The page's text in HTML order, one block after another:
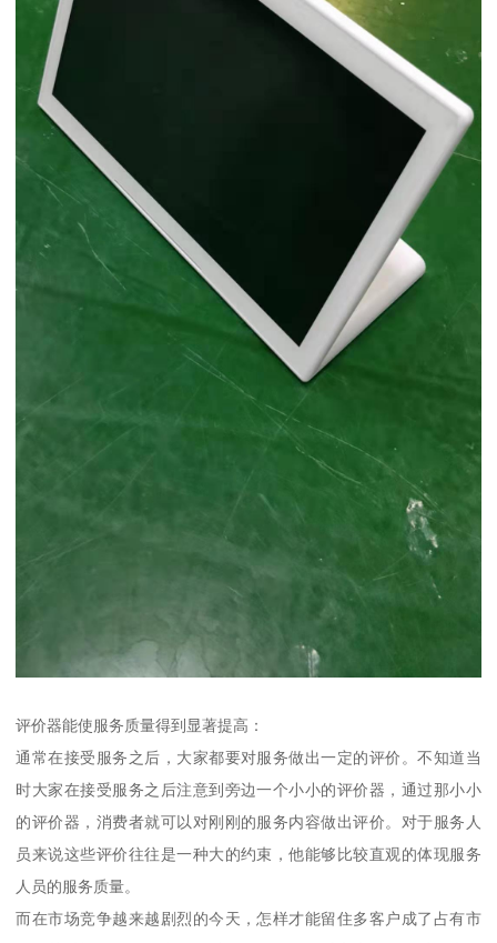
评价器能使服务质量得到显著提高：
通常在接受服务之后，大家都要对服务做出一定的评价。不知道当
时大家在接受服务之后注意到旁边一个小小的评价器，通过那小小
的评价器，消费者就可以对刚刚的服务内容做出评价。对于服务人
员来说这些评价往往是一种大的约束，他能够比较直观的体现服务
人员的服务质量。
而在市场竞争越来越剧烈的今天，怎样才能留住多客户成了占有市